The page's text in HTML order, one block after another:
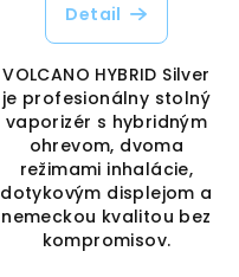
Detail
VOLCANO HYBRID Silver
je profesionálny stolný
vaporizér s hybridným
ohrevom, dvoma
režimami inhalácie,
dotykovým displejom a
nemeckou kvalitou bez
kompromisov.